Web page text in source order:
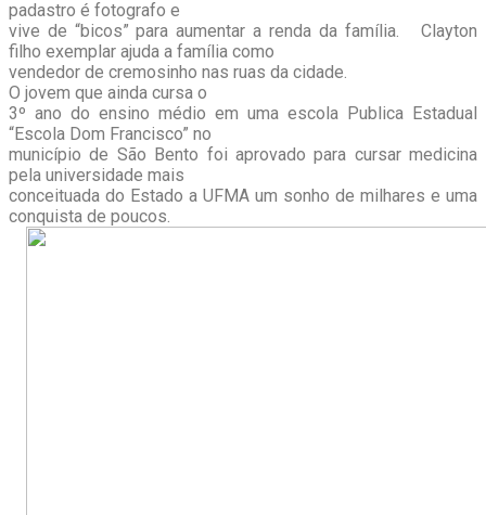
padastro é fotografo e
vive de “bicos” para aumentar a renda da família. Clayton
filho exemplar ajuda a família como
vendedor de cremosinho nas ruas da cidade.
O jovem que ainda cursa o
3º ano do ensino médio em uma escola Publica Estadual
“Escola Dom Francisco” no
município de São Bento foi aprovado para cursar medicina
pela universidade mais
conceituada do Estado a UFMA um sonho de milhares e uma
conquista de poucos.